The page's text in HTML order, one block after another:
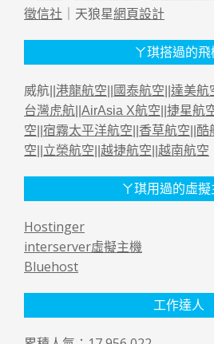
徵信社 ｜天狼星網頁設計
ㄚ琪搭過的
威航|| 港龍航空 國泰航空 達美航
台灣虎航 AirAsia X航空 捷星航
空 宿霧太平洋航空 香草航空 酷
空 立榮航空 越捷航空 越南航空
ㄚ琪用過的虛
Hostinger
interserver虛擬主機
Bluehost
工作達人